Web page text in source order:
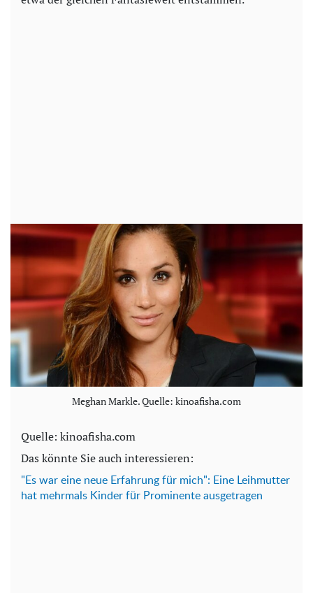
Meghan Markle. Quelle: kinoafisha.com
Quelle: kinoafisha.com
Das könnte Sie auch interessieren:
"Es war eine neue Erfahrung für mich": Eine Leihmutter
hat mehrmals Kinder für Prominente ausgetragen